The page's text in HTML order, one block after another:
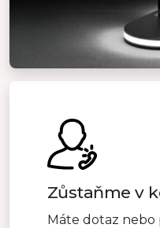
Zůstaňme v
Máte dotaz